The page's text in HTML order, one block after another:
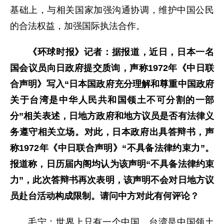
基础上，与相关国家加强沟通协调，维护中国公民
的合法权益，加强国际执法合作。
《环球时报》记者：据报道，近日，日本一名
国会议员向日政府提交质询，声称1972年《中日联
合声明》写入“日本国政府充分理解和尊重中国政府
关于台湾是中华人民共和国领土不可分割的一部
分”相关表述，日地方政府和地方议员是否有法律义
务遵守相关立场。对此，日本政府出具答辩书，声
称1972年《中日联合声明》“不具备法律约束力”。
报道称，日历届内阁均认为该声明“不具备法律约束
力”，此次答辩书再次表明，该声明不会对日地方议
员赴台活动构成限制。请问中方对此有何评论？